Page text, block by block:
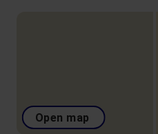
Open map